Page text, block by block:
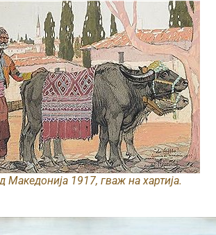
Македонија 1917, гваж на хартија.